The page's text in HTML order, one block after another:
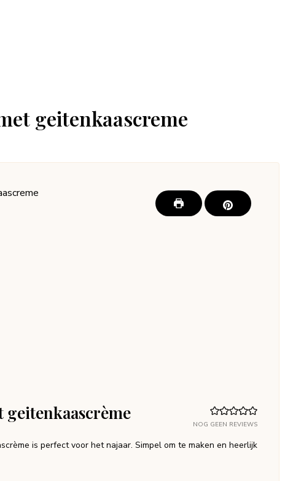
NOG GEEN REVIEWS
geitenkaascrème
is perfect voor het najaar. Simpel om te maken en heerlijk